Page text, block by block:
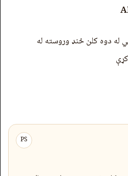
له دوه کلن ځنډ وروسته له
PS